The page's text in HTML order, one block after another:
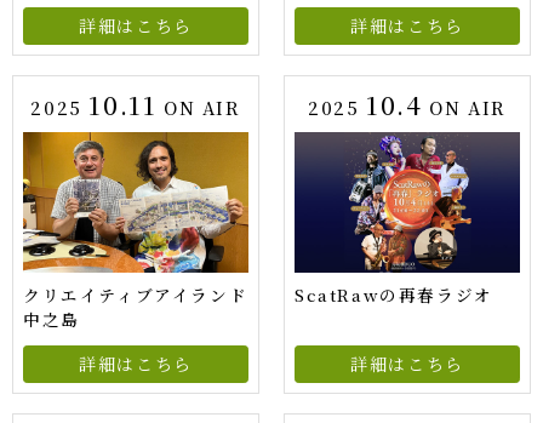
詳細はこちら
詳細はこちら
2025 10.11 ON AIR
クリエイティブアイランド
中之島
詳細はこちら
2025 10.4 ON AIR
ScatRawの再春ラジオ
詳細はこちら